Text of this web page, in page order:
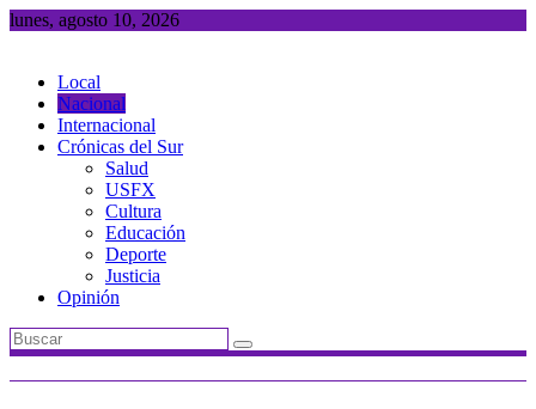
Saltar
lunes, agosto 10, 2026
Local
Nacional
Internacional
Crónicas del Sur
Salud
USFX
Cultura
Educación
Deporte
Justicia
Opinión